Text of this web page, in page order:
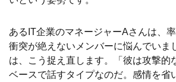
あるIT企業のマネージャーAさんは、
衝突が絶えないメンバーに悩んでいま
は、こう捉え直します。「 彼は攻撃的
ベースで話すタイプなのだ。感情を省